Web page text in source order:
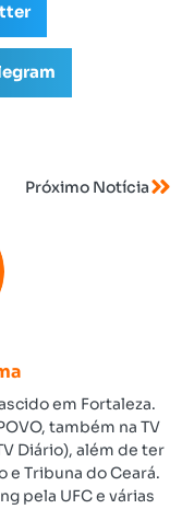
Próximo Notícia
em Fortaleza.
também na TV
Diário), além de ter
e Tribuna do Ceará.
pela UFC e várias